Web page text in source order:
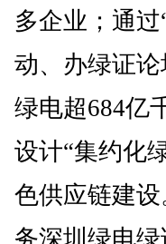
多企业；通
动、办绿证
绿电超684亿
设计“集约化
色供应链建